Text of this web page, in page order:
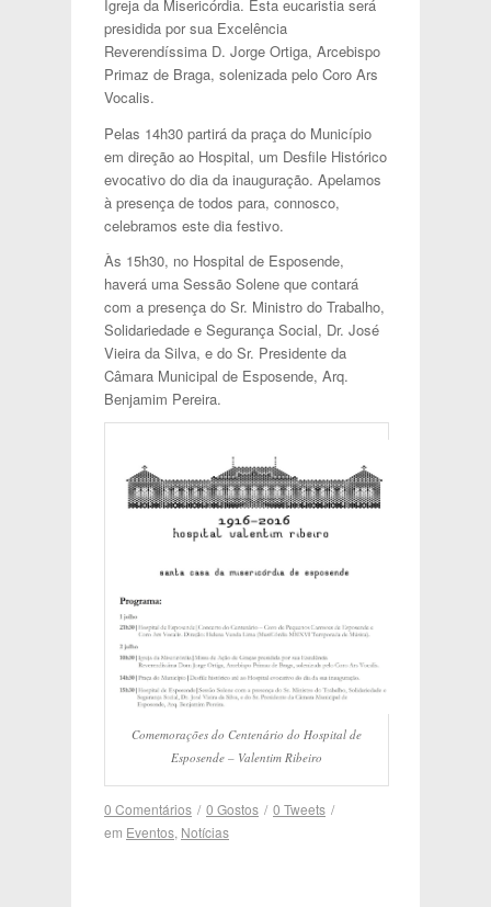
Igreja da Misericórdia. Esta eucaristia será
presidida por sua Excelência
Reverendíssima D. Jorge Ortiga, Arcebispo
Primaz de Braga, solenizada pelo Coro Ars
Vocalis.
Pelas 14h30 partirá da praça do Município
em direção ao Hospital, um Desfile Histórico
evocativo do dia da inauguração. Apelamos
à presença de todos para, connosco,
celebramos este dia festivo.
Às 15h30, no Hospital de Esposende,
haverá uma Sessão Solene que contará
com a presença do Sr. Ministro do Trabalho,
Solidariedade e Segurança Social, Dr. José
Vieira da Silva, e do Sr. Presidente da
Câmara Municipal de Esposende, Arq.
Benjamim Pereira.
Comemorações do Centenário do Hospital de
Esposende – Valentim Ribeiro
0 Comentários / 0 Gostos / 0 Tweets /
em Eventos, Notícias